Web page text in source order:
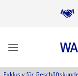
Exklusiv für